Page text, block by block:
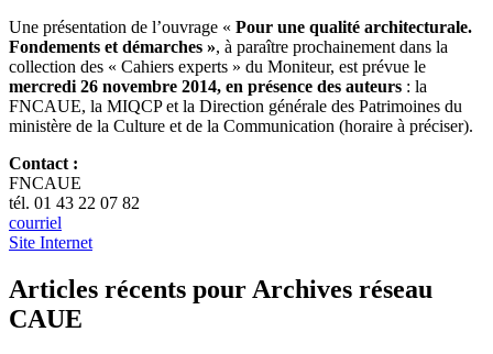
Une présentation de l’ouvrage « Pour une qualité architecturale.
Fondements et démarches », à paraître prochainement dans la
collection des « Cahiers experts » du Moniteur, est prévue le
mercredi 26 novembre 2014, en présence des auteurs : la
FNCAUE, la MIQCP et la Direction générale des Patrimoines du
ministère de la Culture et de la Communication (horaire à préciser).
Contact :
FNCAUE
tél. 01 43 22 07 82
courriel
Site Internet
Articles récents pour Archives réseau
CAUE